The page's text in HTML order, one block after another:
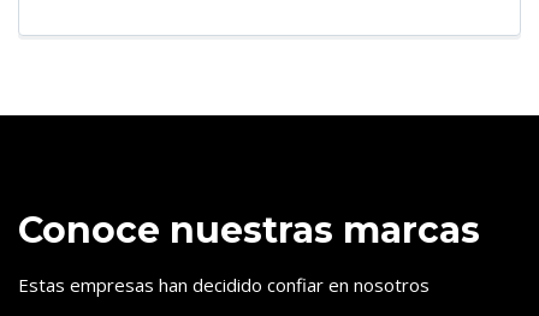
Conoce nuestras marcas
Estas empresas han decidido confiar en nosotros